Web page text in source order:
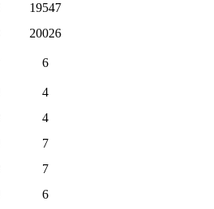
19547
20026
6
4
4
7
7
6